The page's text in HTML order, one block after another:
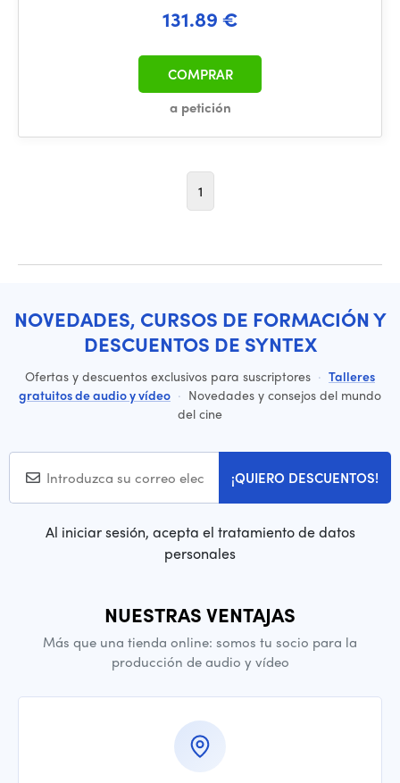
131.89 €
a petición
COMPRAR
1
NOVEDADES, CURSOS DE FORMACIÓN Y
DESCUENTOS DE SYNTEX
Ofertas y descuentos exclusivos para suscriptores · Talleres
gratuitos de audio y vídeo · Novedades y consejos del mundo
del cine
¡QUIERO DESCUENTOS!
Al iniciar sesión, acepta el tratamiento de datos
personales
NUESTRAS VENTAJAS
Más que una tienda online: somos tu socio para la
producción de audio y vídeo